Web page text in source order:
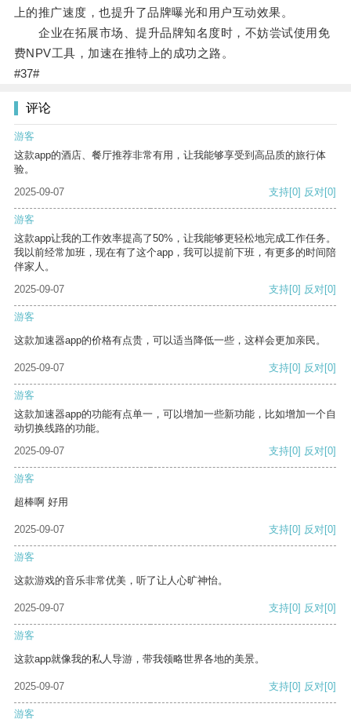
上的推广速度，也提升了品牌曝光和用户互动效果。
企业在拓展市场、提升品牌知名度时，不妨尝试使用免
费NPV工具，加速在推特上的成功之路。
#37#
评论
游客
这款app的酒店、餐厅推荐非常有用，让我能够享受到高品质的旅行体
验。
2025-09-07
支持[0] 反对[0]
游客
这款app让我的工作效率提高了50%，让我能够更轻松地完成工作任务。
我以前经常加班，现在有了这个app，我可以提前下班，有更多的时间陪
伴家人。
2025-09-07
支持[0] 反对[0]
游客
这款加速器app的价格有点贵，可以适当降低一些，这样会更加亲民。
2025-09-07 支持[0] 反对[0]
游客
这款加速器app的功能有点单一，可以增加一些新功能，比如增加一个自
动切换线路的功能。
2025-09-07
支持[0] 反对[0]
游客
超棒啊 好用
2025-09-07 支持[0] 反对[0]
游客
这款游戏的音乐非常优美，听了让人心旷神怡。
2025-09-07 支持[0] 反对[0]
游客
这款app就像我的私人导游，带我领略世界各地的美景。
2025-09-07 支持[0] 反对[0]
游客